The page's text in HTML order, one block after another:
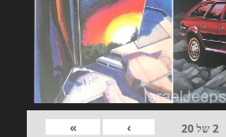
2של20
›
»